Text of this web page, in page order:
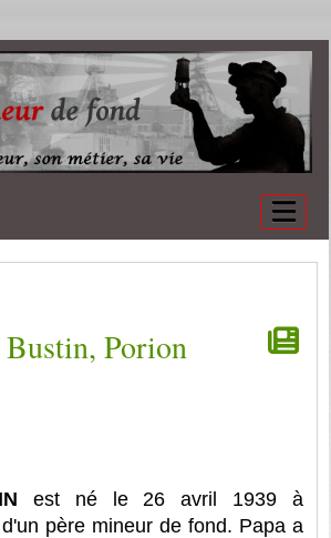
Bustin, Porion
est né le 26 avril 1939 à
père mineur de fond. Papa a